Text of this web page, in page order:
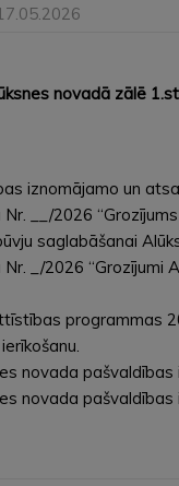
novadā zālē
iznomājamo un
__/2026
saglabāšanai
_/2026
programmas
novada pašvaldības
novada pašvaldības